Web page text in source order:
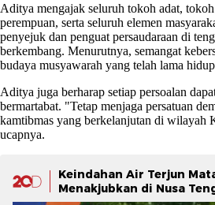
Aditya mengajak seluruh tokoh adat,
perempuan, serta seluruh elemen
penyejuk dan penguat persaudaraan di
berkembang. Menurutnya, semangat
budaya musyawarah yang telah lama
Aditya juga berharap setiap persoalan
bermartabat. "Tetap menjaga persatuan
kamtibmas yang berkelanjutan di wilayah
ucapnya.
Keindahan Air Terjun
Menakjubkan di Nusa